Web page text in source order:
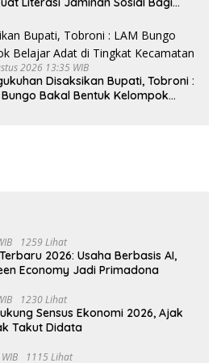
2026 13:35 WIB
Disaksikan Bupati, Tobroni :
Bungo Bakal Bentuk Kelompok
1259 Lihat
2026: Usaha Berbasis AI,
Economy Jadi Primadona
1230 Lihat
Sensus Ekonomi 2026, Ajak
Takut Didata
1115 Lihat